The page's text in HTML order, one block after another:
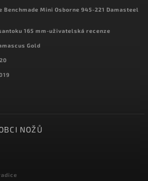
Mini Osborne 945-221 Damasteel
165 mm-uživatelská recenze
Gold
NOŽŮ